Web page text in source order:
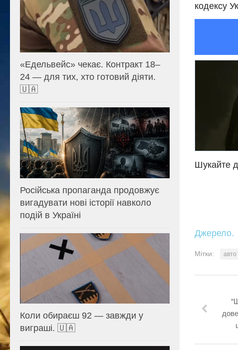
кодексу
Шукайте
Джерело.
Мітки: авто
«Едельвейс» чекає. Контракт 18–
24 — для тих, хто готовий діяти.
🇺🇦
Російська пропаганда продовжує
вигадувати нові історії навколо
подій в Україні
Коли обираєш 92 — завжди у
виграші. 🇺🇦